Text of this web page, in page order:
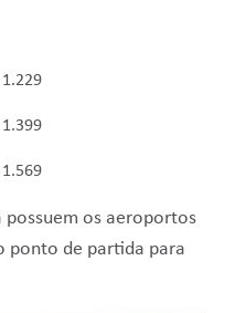
possuem os aeroportos
ponto de partida para